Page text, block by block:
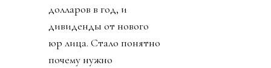
долларов в год, и
дивиденды от нового
юр лица. Стало понятно
почему нужно